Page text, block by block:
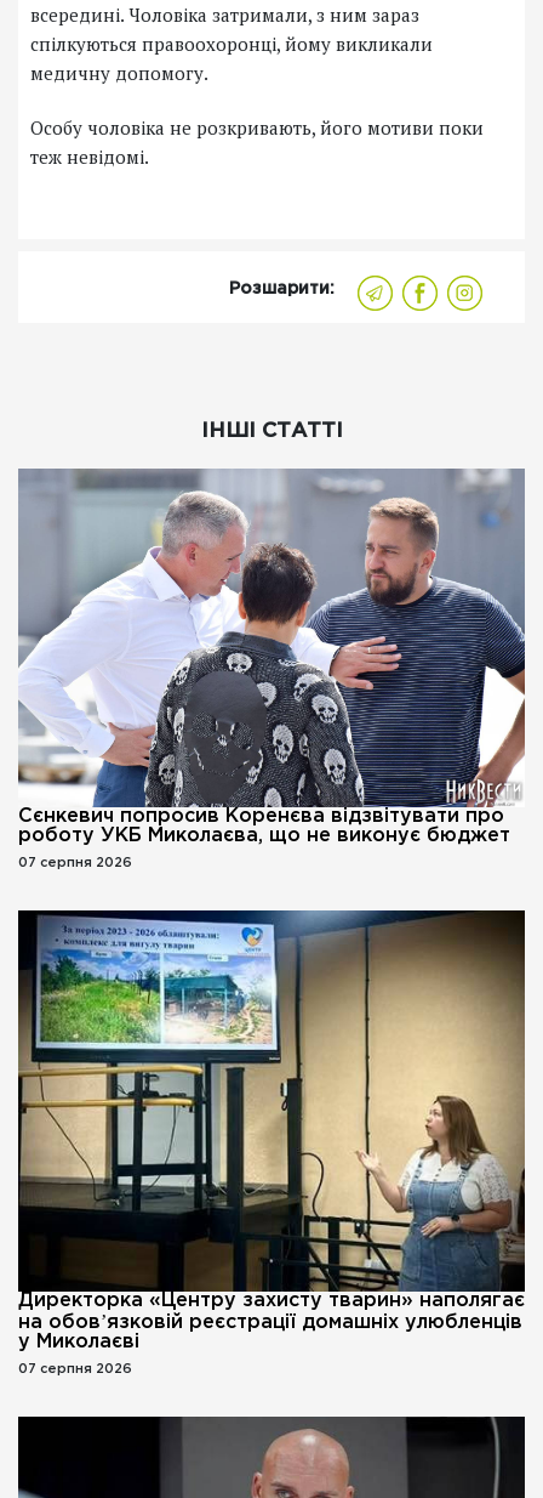
всередині. Чоловіка затримали, з ним зараз
спілкуються правоохоронці, йому викликали
медичну допомогу.
Особу чоловіка не розкривають, його мотиви поки
теж невідомі.
Розшарити:
ІНШІ СТАТТІ
Сєнкевич попросив Коренєва відзвітувати про
роботу УКБ Миколаєва, що не виконує бюджет
07 серпня 2026
Директорка «Центру захисту тварин» наполягає
на обовʼязковій реєстрації домашніх улюбленців
у Миколаєві
07 серпня 2026